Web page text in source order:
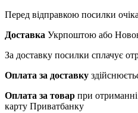
Перед відправкою посилки
Доставка Укрпоштою або
За доставку посилки сплачує
Оплата за доставку
Оплата за товар при отриманні
карту Приватбанку